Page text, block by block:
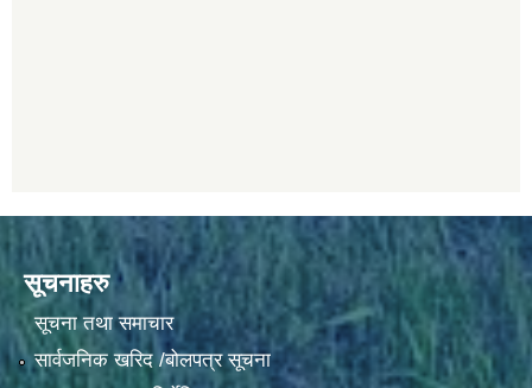
सूचनाहरु
सूचना तथा समाचार
सार्वजनिक खरिद /बोलपत्र सूचना